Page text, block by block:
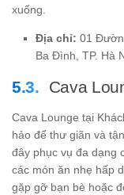
xuống.
Địa chỉ: 01
Ba Đình, TP. Hà
Cava
Cava Lounge tại
hảo để thư giãn và
đây phục vụ đa dạng
các món ăn nhẹ hấp
gặp gỡ bạn bè hoặc